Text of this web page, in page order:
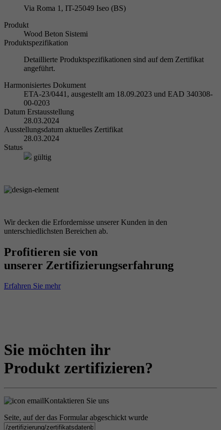
Via Roma 1, IT-25049 Iseo (BS)
Produkt
Wood Beton Sistemi
Produktspezifikation
Detaillierte Produktspezifikationen sind auf dem Zertifikat
angeführt.
Harmonisiertes Dokument
ETA-23/0441, ausgestellt am 18.09.2023 und EAD 340308-
00-0203
Datum Erstausstellung
28.03.2024
Ausstellungsdatum aktuelles Zertifikat
28.03.2024
Status
gültig
Wir decken die Erfordernisse unserer Kunden in den
unterschiedlichsten Bereichen ab.
Profitieren sie von
unserer Zertifizierungserfahrung
Erfahren Sie mehr
Sie möchten ihr
Produkt zertifizieren?
Kontaktieren Sie uns
Seite, auf der das Formular abgeschickt wurde